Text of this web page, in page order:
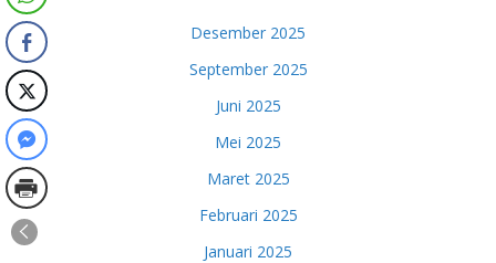
Desember 2025
September 2025
Juni 2025
Mei 2025
Maret 2025
Februari 2025
Januari 2025